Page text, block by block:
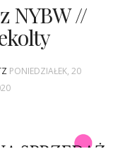
NYBW //
PONIEDZIAŁEK, 20